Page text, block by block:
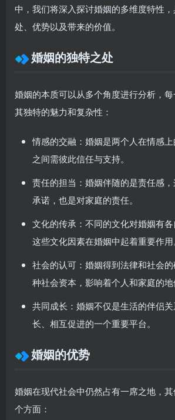
中，我们将深入探讨婚姻的多维度特性
处、优势以及带来的价值。
婚姻的独特之处
婚姻的本质可以从多个角度进行分析，
其独特的魅力和复杂性：
情感的交融 ：婚姻是两个人在情感
之间需彼此信任与支持。
责任的担当 ：婚姻伴随的是责任感
承诺，也是对家庭的责任。
文化的传承 ：不同的文化对婚姻有
这些文化因素在婚姻中起着重要作用
社会的认可 ：婚姻得到法律和社会
种社会资本，影响着个人和家庭的地
共同成长 ：婚姻不仅是生活的伴侣
长、相互促进的一个重要平台。
婚姻的优势
婚姻在现代社会中仍然占有一席之地，
个方面：